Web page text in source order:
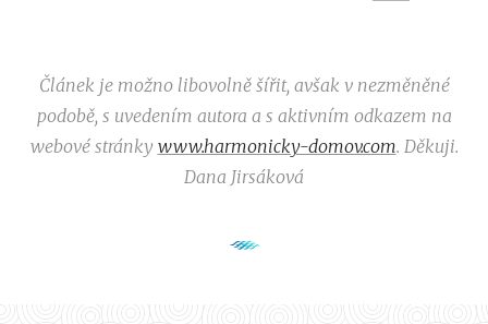
Článek je možno libovolně šířit, avšak v nezměněné
podobě, s uvedením autora a s aktivním odkazem na
webové stránky www.harmonicky-domov.com. Děkuji.
Dana Jirsáková